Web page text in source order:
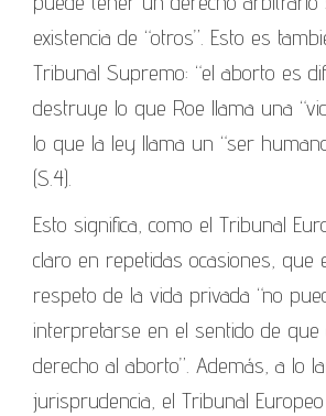
existencia de “otros”. Esto es
Tribunal Supremo: “el aborto es
destruye lo que Roe llama una
lo que la ley llama un “ser
(S.4).
Esto significa, como el Tribunal
claro en repetidas ocasiones, que
respeto de la vida privada “no
interpretarse en el sentido de que
derecho al aborto”. Además, a lo
jurisprudencia, el Tribunal